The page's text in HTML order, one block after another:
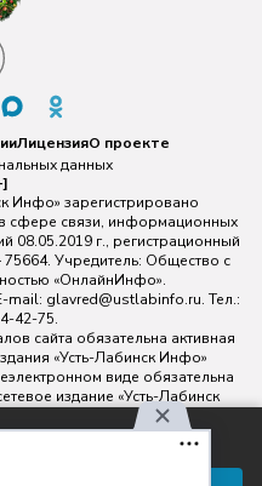
ЛицензияО проекте
данных
Инфо» зарегистрировано
сфере связи, информационных
08.05.2019 г., регистрационный
Учредитель: Общество с
«ОнлайнИнфо».
mail: glavred@ustlabinfo.ru. Тел.:
42-75.
сайта обязательна активная
«Усть-Лабинск Инфо»
виде обязательна
издание «Усть-Лабинск
без письменного